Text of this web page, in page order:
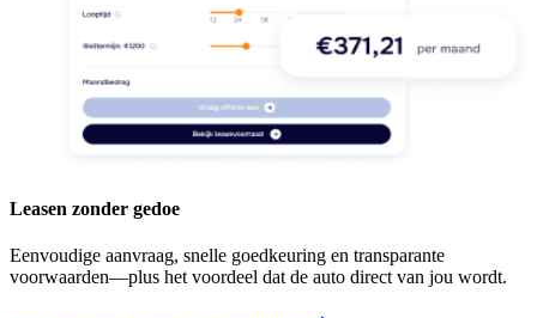
Leasen zonder gedoe
Eenvoudige aanvraag, snelle goedkeuring en transparante
voorwaarden—plus het voordeel dat de auto direct van jou wordt.